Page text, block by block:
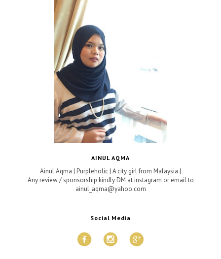
AINUL AQMA
Ainul Aqma | Purpleholic | A city girl from Malaysia |
Any review / sponsorship kindly DM at instagram or email to
ainul_aqma@yahoo.com
Social Media